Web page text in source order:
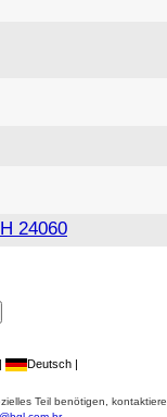
24060
| Deutsch |
Teil benötigen,